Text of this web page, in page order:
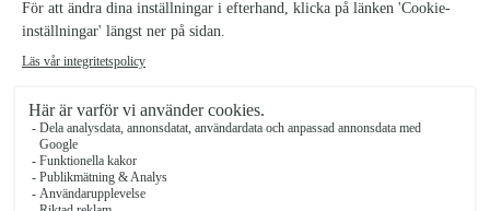
2599 kr
Levereras med din hälsning på ett textat kort, men du kan få den på
väljer färg som passar.
Om du närvarar på begravningen, kan du beställa handbuketter här